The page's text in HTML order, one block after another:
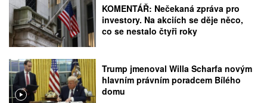
KOMENTÁŘ: Nečekaná zpráva pro
investory. Na akciích se děje něco,
co se nestalo čtyři roky
Trump jmenoval Willa Scharfa novým
hlavním právním poradcem Bílého
domu